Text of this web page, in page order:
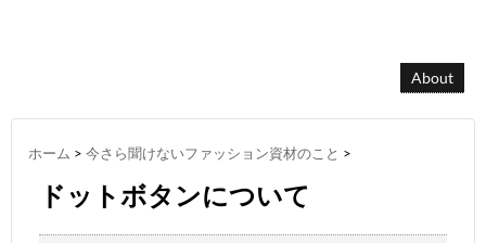
About
ホーム > 今さら聞けないファッション資材のこと >
ドットボタンについて